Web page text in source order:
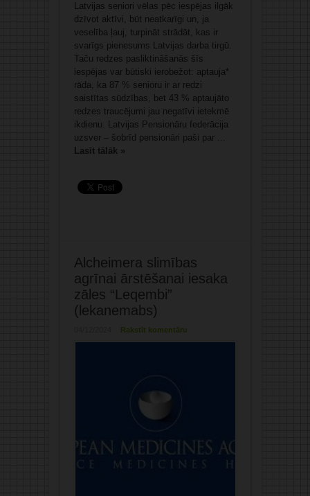
Latvijas seniori vēlas pēc iespējas ilgāk
dzīvot aktīvi, būt neatkarīgi un, ja
veselība ļauj, turpināt strādāt, kas ir
svarīgs pienesums Latvijas darba tirgū.
Taču redzes pasliktināšanās šīs
iespējas var būtiski ierobežot: aptauja*
rāda, ka 87 % senioru ir ar redzi
saistītas sūdzības, bet 43 % aptaujāto
redzes traucējumi jau negatīvi ietekmē
ikdienu. Latvijas Pensionāru federācija
uzsver – šobrīd pensionāri paši par ...
Lasīt tālāk »
Alcheimera slimības
agrīnai ārstēšanai iesaka
zāles “Leqembi”
(lekanemabs)
Rakstīt komentāru